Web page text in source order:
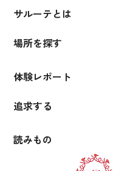
サルーテとは
場所を探す
体験レポート
追求する
読みもの